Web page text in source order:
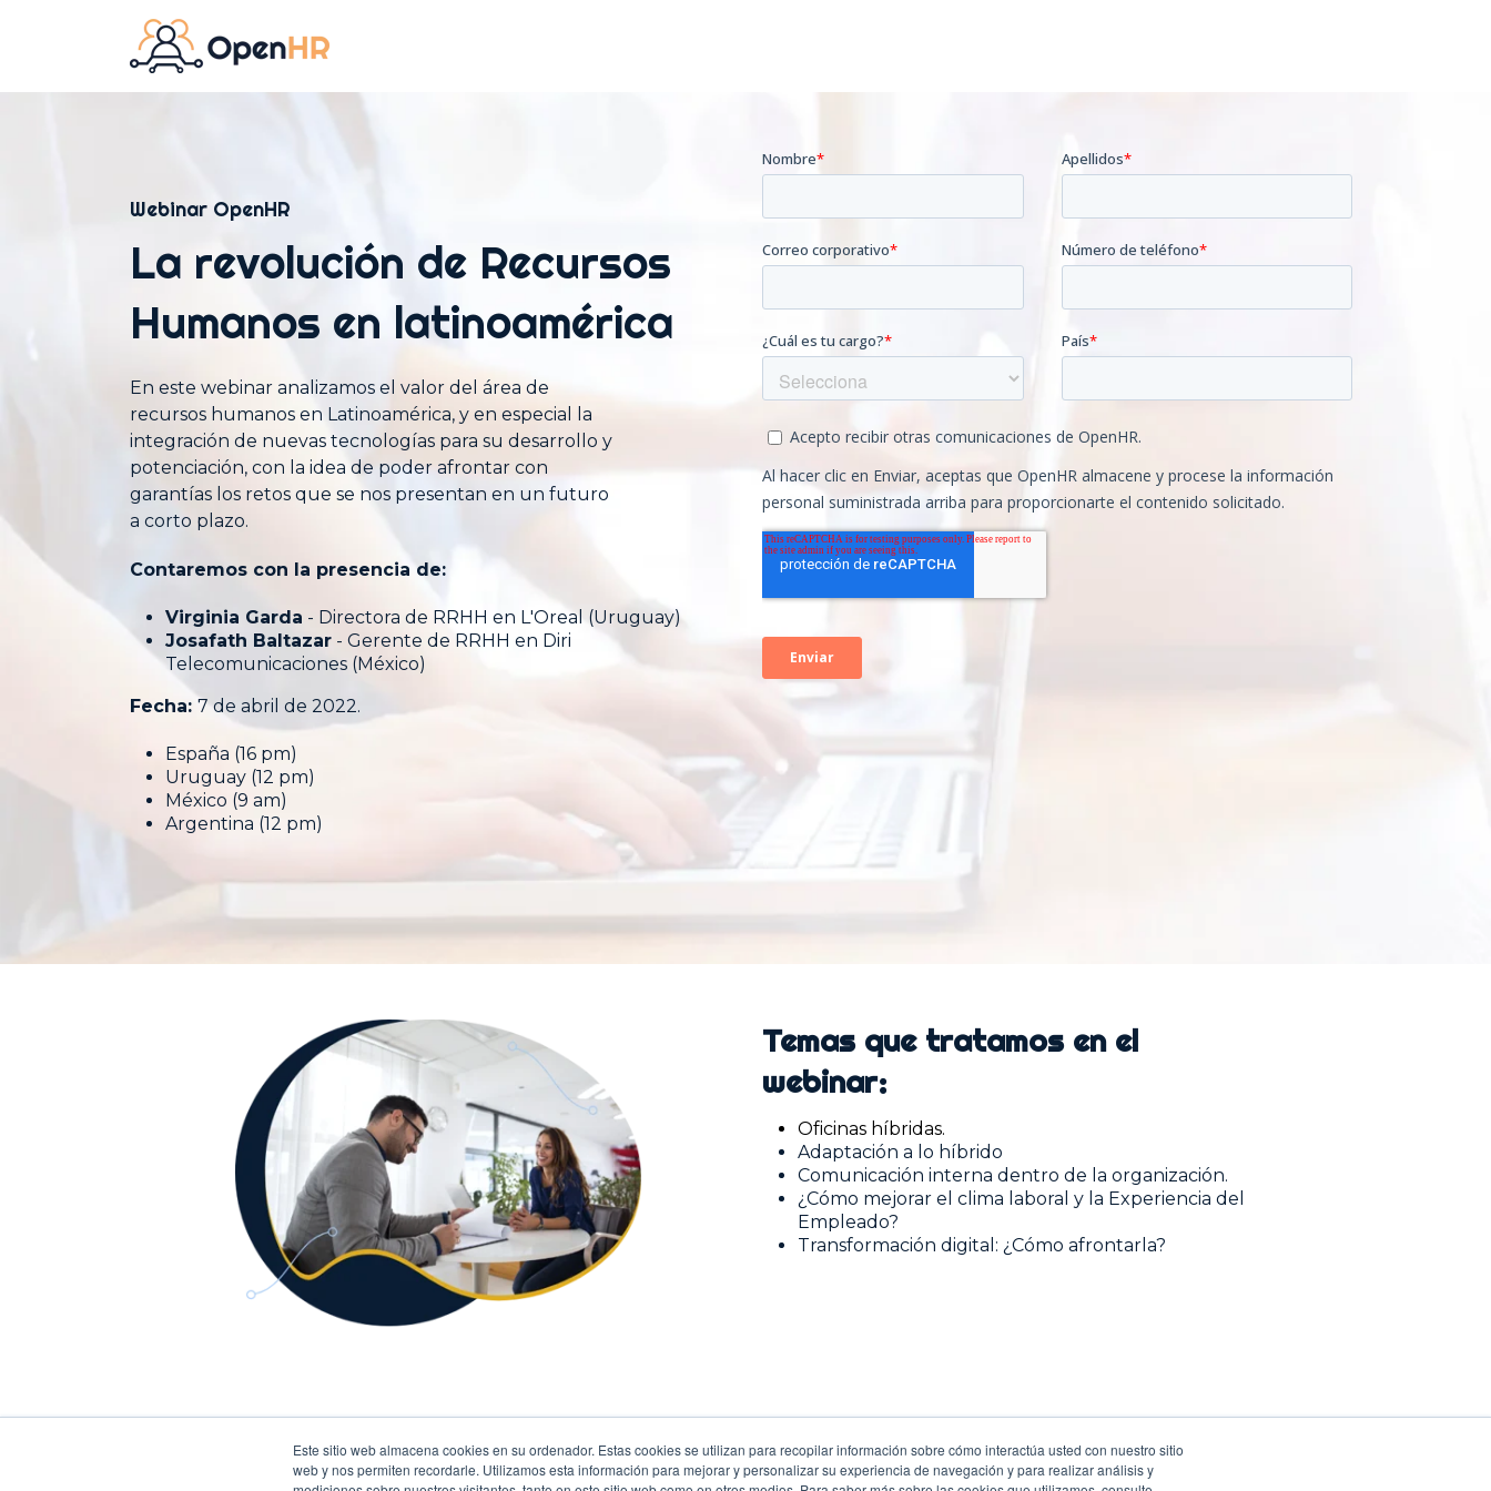
Este sitio web almacena cookies en su ordenador. Estas cookies se utilizan para recopilar información sobre cómo interactúa usted con nuestro sitio
web y nos permiten recordarle. Utilizamos esta información para mejorar y personalizar su experiencia de navegación y para realizar análisis y
Webinar OpenHR
La revolución de Recursos
Humanos en latinoamérica
En este webinar analizamos el valor del área de
recursos humanos en Latinoamérica, y en especial la
integración de nuevas tecnologías para su desarrollo y
potenciación, con la idea de poder afrontar con
garantías los retos que se nos presentan en un futuro
a corto plazo.
Contaremos con la presencia de:
Virginia Garda - Directora de RRHH en L'Oreal (Uruguay)
Josafath Baltazar - Gerente de RRHH en Diri
Telecomunicaciones (México)
Fecha: 7 de abril de 2022.
España (16 pm)
Uruguay (12 pm)
México (9 am)
Argentina (12 pm)
Temas que tratamos en el
webinar:
Oficinas híbridas.
Adaptación a lo híbrido
Comunicación interna dentro de la organización.
¿Cómo mejorar el clima laboral y la Experiencia del
Empleado?
Transformación digital: ¿Cómo afrontarla?